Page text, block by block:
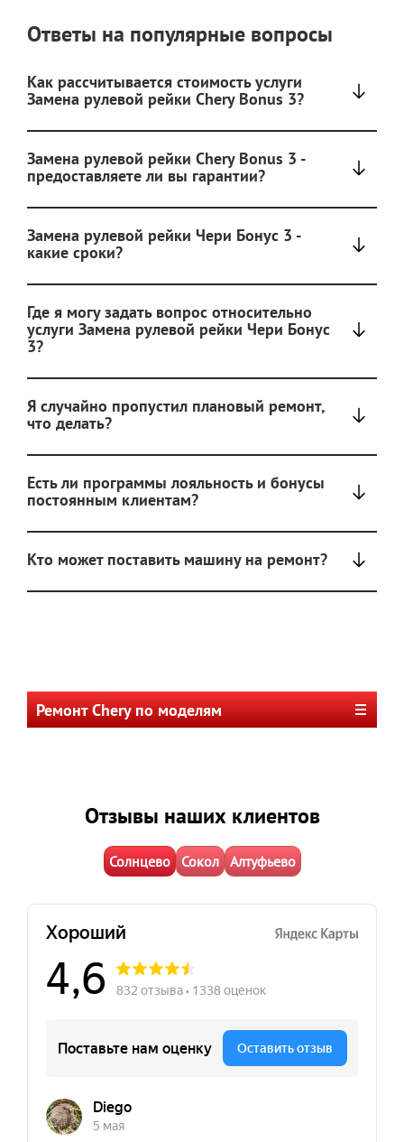
Ответы на популярные вопросы
Как рассчитывается стоимость услуги
Замена рулевой рейки Chery Bonus 3?
Замена рулевой рейки Chery Bonus 3 -
предоставляете ли вы гарантии?
Замена рулевой рейки Чери Бонус 3 -
какие сроки?
Где я могу задать вопрос относительно
услуги Замена рулевой рейки Чери Бонус
3?
Я случайно пропустил плановый ремонт,
что делать?
Есть ли программы лояльность и бонусы
постоянным клиентам?
Кто может поставить машину на ремонт?
Ремонт Chery по моделям
Отзывы наших клиентов
Солнцево Сокол Алтуфьево